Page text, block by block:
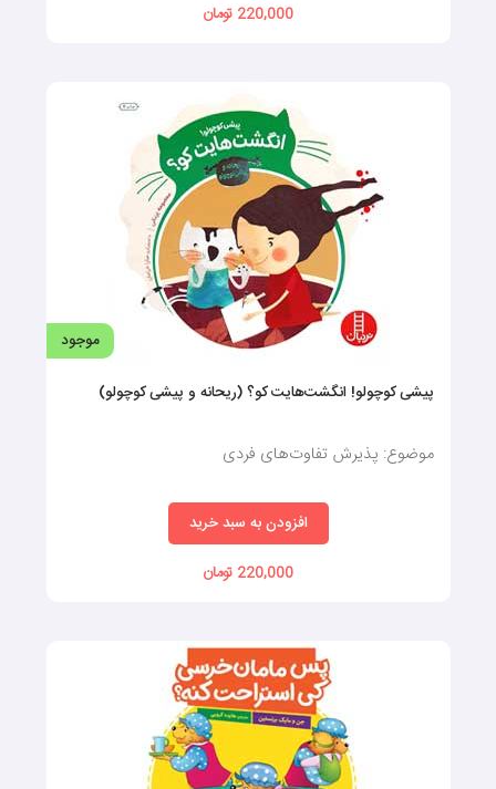
220,000 تومان
موجود
پیشی کوچولو! انگشت‌هایت کو؟ (ریحانه و پیشی کوچولو)
موضوع: پذیرش تفاوت‌های فردی
افزودن به سبد خرید
220,000 تومان